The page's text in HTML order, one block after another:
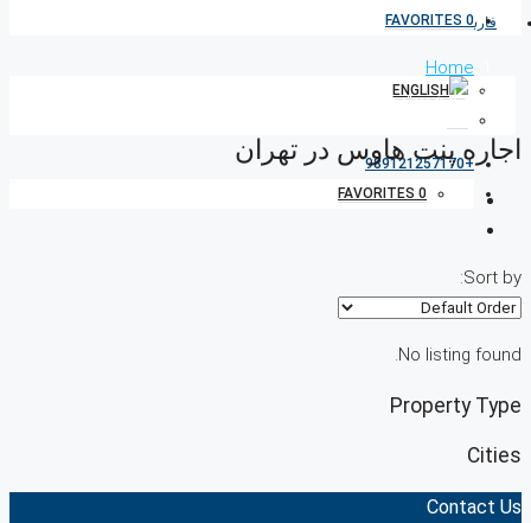
+989121257170
FAVORITES 0
FAVORITES 0
Home
اجاره پنت هاوس در تهران
اجاره پنت هاوس در تهران
Sort by:
No listing found.
Property Type
Cities
Contact Us